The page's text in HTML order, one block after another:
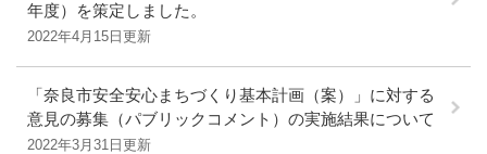
年度）を策定しました。
2022年4月15日更新
「奈良市安全安心まちづくり基本計画（案）」に対する
意見の募集（パブリックコメント）の実施結果について
2022年3月31日更新